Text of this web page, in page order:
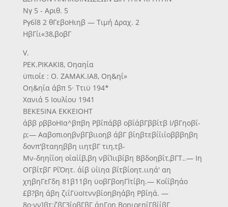
Νγ 5 - Αριθ. 5
Ργ6Ϊ8 2 θΓεβοΗιηβ — Τιμή Δραχ. 2
ΗβΓίι«38,βοβΓ
V.
ΡΕΚ.ΡΙΚΑΚΙ8, Οηαηία
ϋπιοΐε : Ο. ΖΑΜΑΚ.ΙΑ8, Οη&ηΐ»
Οη&ηΐα άβπ 5· Ττιϋ 194*
Χανιά 5 Ιουλίου 1941
ΒΕΚΕ5ΙΝΑ ΕΚΚΕΙΟΗΤ
άββ ρββοΗΙα^βπβη Ρβΐπάββ οβΐάβΓββίτβ Ι/βΓηοβΐ-
ρ;— ΑαβοπιοηβνβΓβιιοηβ άβΓ βίηβτεβίΐιΐοβββηβη
δονπ'βταηηββη ιιητβΓ τιη,τβ-
Μν-δηηΐΐοη οΐαίίβ,βη νβΐΊιιβίβη Ββδοηβΐτ,βΓΤ..— Ιη
ΟΓβίτβΓ ΡΐΌητ. άίβ ϋίϊηα βΐτβίοητ.ιιηά' αη
χηβηΓεΓδη 81β11βη ϋοβΓβοηΓΪτίβη.— Κοΐΐβηάο
£β?βη άβη ζιΐΓϋοΙτννβίοηβηάβη Ρβίηά. —
8ο·νν]βτ;ζβΓ3ΐοβΓβΓ άηΓοη ΒοηιοεηΐΓβίίβΓ